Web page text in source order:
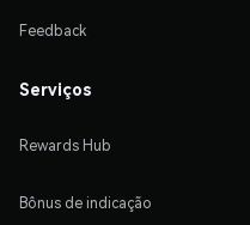
Feedback
Serviços
Rewards Hub
Bônus de indicação